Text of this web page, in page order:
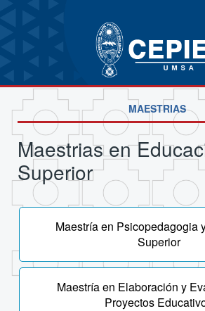
MAESTRIAS
Maestrias en
Superior
Maestría en Psicopedagogia
Superior
Maestría en Elaboración y
Proyectos